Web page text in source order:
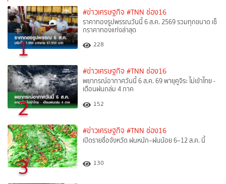
1
#ข่าวเศรษฐกิจ #TNN ช่อง16
ราคาทองรูปพรรณวันนี้ 6 ส.ค. 2569 รวมทุกขนาด เช็
กราคาทองแท่งล่าสุด
228
2
#ข่าวเศรษฐกิจ #TNN ช่อง16
พยากรณ์อากาศวันนี้ 6 ส.ค. 69 พายุคูจิระ ไม่เข้าไทย -
เตือนฝนถล่ม 4 ภาค
152
3
#ข่าวเศรษฐกิจ #TNN ช่อง16
เปิดรายชื่อจังหวัด ฝนหนัก–ฝนน้อย 6–12 ส.ค. นี้
130